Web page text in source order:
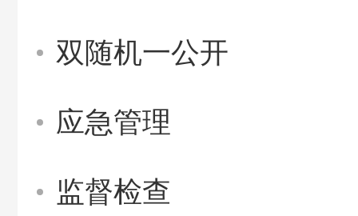
双随机一公开
应急管理
监督检查